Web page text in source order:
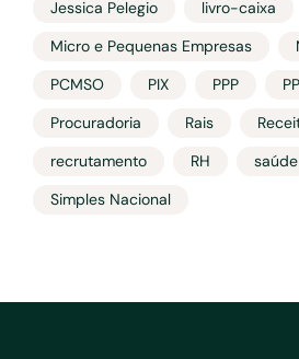
Jessica Pelegio
livro-caixa
Micro e Pequenas Empresas
PCMSO
PIX PPP
Procuradoria
Rais
recrutamento
RH saúde
Simples Nacional